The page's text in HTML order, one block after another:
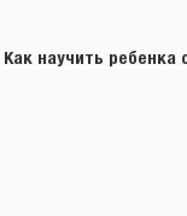
Как научить ребенка